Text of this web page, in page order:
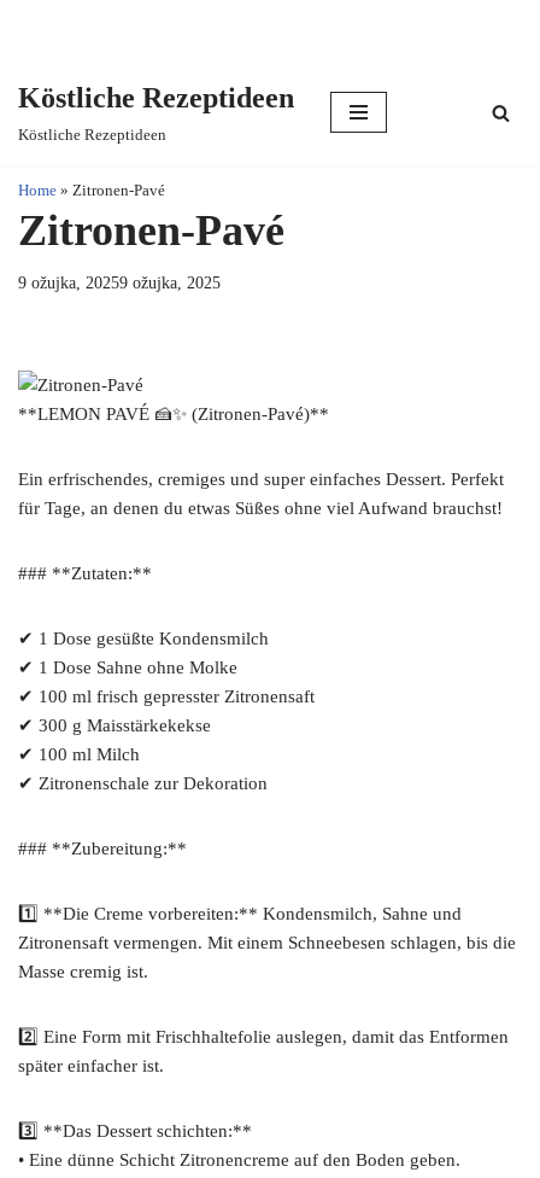
content
Köstliche Rezeptideen
Köstliche Rezeptideen
Home » Zitronen-Pavé
Zitronen-Pavé
9 ožujka, 20259 ožujka, 2025
**LEMON PAVÉ 🍰✨ (Zitronen-Pavé)**
Ein erfrischendes, cremiges und super einfaches Dessert. Perfekt
für Tage, an denen du etwas Süßes ohne viel Aufwand brauchst!
### **Zutaten:**
✔ 1 Dose gesüßte Kondensmilch
✔ 1 Dose Sahne ohne Molke
✔ 100 ml frisch gepresster Zitronensaft
✔ 300 g Maisstärkekekse
✔ 100 ml Milch
✔ Zitronenschale zur Dekoration
### **Zubereitung:**
1️⃣ **Die Creme vorbereiten:** Kondensmilch, Sahne und
Zitronensaft vermengen. Mit einem Schneebesen schlagen, bis die
Masse cremig ist.
2️⃣ Eine Form mit Frischhaltefolie auslegen, damit das Entformen
später einfacher ist.
3️⃣ **Das Dessert schichten:**
• Eine dünne Schicht Zitronencreme auf den Boden geben.